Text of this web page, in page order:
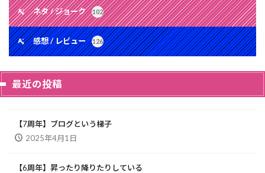
ネタ / ジョーク 102
感想 / レビュー 126
最近の投稿
【7周年】ブログという梯子
2025年4月1日
【6周年】昇ったり降りたりしている